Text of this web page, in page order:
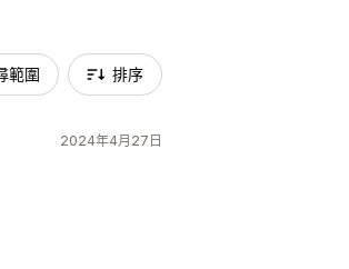
範圍 排序
2024年4月27日